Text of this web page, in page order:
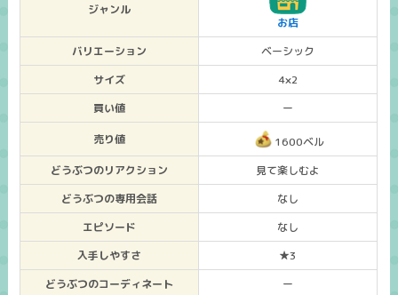
ジャンル
お店
バリエーション
ベーシック
サイズ
4×2
買い値
ー
売り値
1600ベル
どうぶつのリアクション
見て楽しむよ
どうぶつの専用会話
なし
エピソード
なし
入手しやすさ
★3
どうぶつのコーディネート
ー